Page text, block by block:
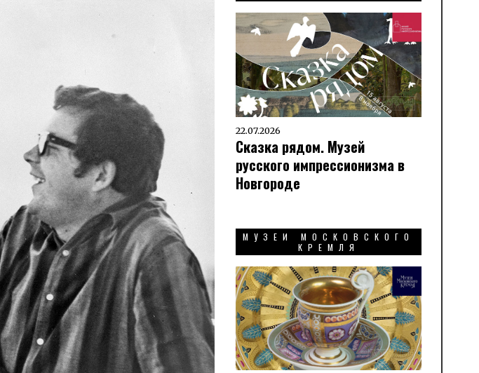
22.07.2026
Сказка рядом. Музей
русского импрессионизма в
Новгороде
МУЗЕИ МОСКОВСКОГО
КРЕМЛЯ